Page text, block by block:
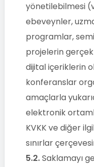
yönetilebilmesi
ebeveynler,
programlar,
projelerin
dijital içeriklerin
konferanslar
amaçlarla
elektronik
KVKK ve diğer
sınırlar
5.2.Saklamayı